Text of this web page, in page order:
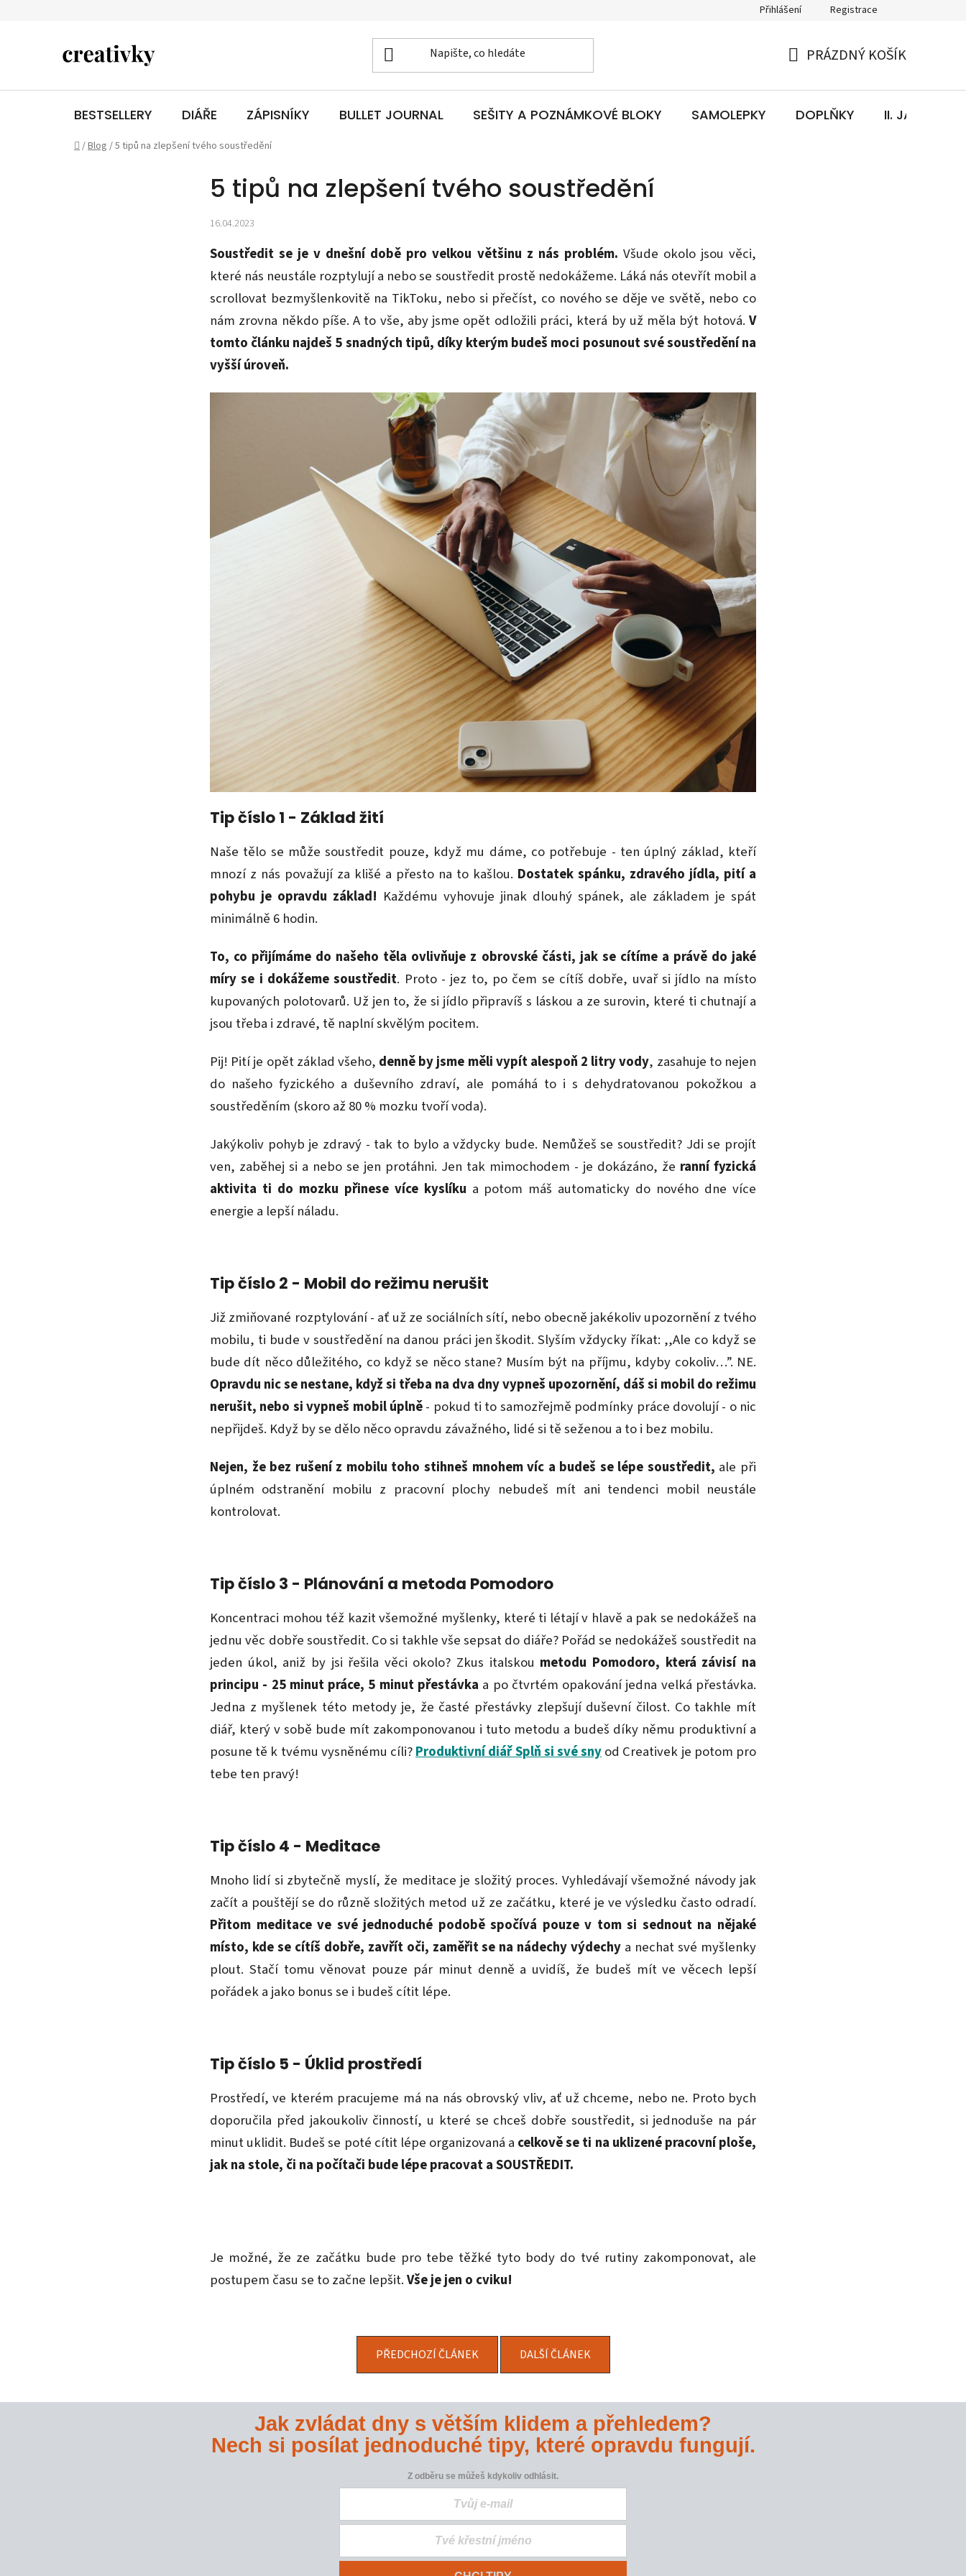
Přihlášení Registrace
KOŠÍK
PRÁZDNÝ KOŠÍK
BESTSELLERY DIÁŘE ZÁPISNÍKY BULLET JOURNAL SEŠITY A POZNÁMKOVÉ BLOKY SAMOLEPKY DOPLŇKY II. JAKOST
Domů
/Blog /5 tipů na zlepšení tvého soustředění
5 tipů na zlepšení tvého soustředění
16.04.2023
Soustředit se je v dnešní době pro velkou většinu z nás problém. Všude okolo jsou věci,
které nás neustále rozptylují a nebo se soustředit prostě nedokážeme. Láká nás otevřít mobil a
scrollovat bezmyšlenkovitě na TikToku, nebo si přečíst, co nového se děje ve světě, nebo co
nám zrovna někdo píše. A to vše, aby jsme opět odložili práci, která by už měla být hotová. V
tomto článku najdeš 5 snadných tipů, díky kterým budeš moci posunout své soustředění na
vyšší úroveň.
Tip číslo 1 - Základ žití
Naše tělo se může soustředit pouze, když mu dáme, co potřebuje - ten úplný základ, kteří
mnozí z nás považují za klišé a přesto na to kašlou. Dostatek spánku, zdravého jídla, pití a
pohybu je opravdu základ! Každému vyhovuje jinak dlouhý spánek, ale základem je spát
minimálně 6 hodin.
To, co přijímáme do našeho těla ovlivňuje z obrovské části, jak se cítíme a právě do jaké
míry se i dokážeme soustředit. Proto - jez to, po čem se cítíš dobře, uvař si jídlo na místo
kupovaných polotovarů. Už jen to, že si jídlo připravíš s láskou a ze surovin, které ti chutnají a
jsou třeba i zdravé, tě naplní skvělým pocitem.
Pij! Pití je opět základ všeho, denně by jsme měli vypít alespoň 2 litry vody, zasahuje to nejen
do našeho fyzického a duševního zdraví, ale pomáhá to i s dehydratovanou pokožkou a
soustředěním (skoro až 80 % mozku tvoří voda).
Jakýkoliv pohyb je zdravý - tak to bylo a vždycky bude. Nemůžeš se soustředit? Jdi se projít
ven, zaběhej si a nebo se jen protáhni. Jen tak mimochodem - je dokázáno, že ranní fyzická
aktivita ti do mozku přinese více kyslíku a potom máš automaticky do nového dne více
energie a lepší náladu.
Tip číslo 2 - Mobil do režimu nerušit
Již zmiňované rozptylování - ať už ze sociálních sítí, nebo obecně jakékoliv upozornění z tvého
mobilu, ti bude v soustředění na danou práci jen škodit. Slyším vždycky říkat: ,,Ale co když se
bude dít něco důležitého, co když se něco stane? Musím být na příjmu, kdyby cokoliv…”. NE.
Opravdu nic se nestane, když si třeba na dva dny vypneš upozornění, dáš si mobil do režimu
nerušit, nebo si vypneš mobil úplně- pokud ti to samozřejmě podmínky práce dovolují - o nic
nepřijdeš. Když by se dělo něco opravdu závažného, lidé si tě seženou a to i bez mobilu.
Nejen, že bez rušení z mobilu toho stihneš mnohem víc a budeš se lépe soustředit, ale při
úplném odstranění mobilu z pracovní plochy nebudeš mít ani tendenci mobil neustále
kontrolovat.
Tip číslo 3 - Plánování a metoda Pomodoro
Koncentraci mohou též kazit všemožné myšlenky, které ti létají v hlavě a pak se nedokážeš na
jednu věc dobře soustředit. Co si takhle vše sepsat do diáře? Pořád se nedokážeš soustředit na
jeden úkol, aniž by jsi řešila věci okolo? Zkus italskou metodu Pomodoro, která závisí na
principu - 25 minut práce, 5 minut přestávka a po čtvrtém opakování jedna velká přestávka.
Jedna z myšlenek této metody je, že časté přestávky zlepšují duševní čilost. Co takhle mít
diář, který v sobě bude mít zakomponovanou i tuto metodu a budeš díky němu produktivní a
posune tě k tvému vysněnému cíli?Produktivní diář Splň si své snyod Creativek je potom pro
tebe ten pravý!
Tip číslo 4 - Meditace
Mnoho lidí si zbytečně myslí, že meditace je složitý proces. Vyhledávají všemožné návody jak
začít a pouštějí se do různě složitých metod už ze začátku, které je ve výsledku často odradí.
Přitom meditace ve své jednoduché podobě spočívá pouze v tom si sednout na nějaké
místo, kde se cítíš dobře, zavřít oči, zaměřit se na nádechy výdechy a nechat své myšlenky
plout. Stačí tomu věnovat pouze pár minut denně a uvidíš, že budeš mít ve věcech lepší
pořádek a jako bonus se i budeš cítit lépe.
Tip číslo 5 - Úklid prostředí
Prostředí, ve kterém pracujeme má na nás obrovský vliv, ať už chceme, nebo ne. Proto bych
doporučila před jakoukoliv činností, u které se chceš dobře soustředit, si jednoduše na pár
minut uklidit. Budeš se poté cítit lépe organizovaná a celkově se ti na uklizené pracovní ploše,
jak na stole, či na počítači bude lépe pracovat a SOUSTŘEDIT.
Je možné, že ze začátku bude pro tebe těžké tyto body do tvé rutiny zakomponovat, ale
postupem času se to začne lepšit.Vše je jen o cviku!
PŘEDCHOZÍ ČLÁNEK DALŠÍ ČLÁNEK
Jak zvládat dny s větším klidem a přehledem?
Nech si posílat jednoduché tipy, které opravdu fungují.
Z odběru se můžeš kdykoliv odhlásit.